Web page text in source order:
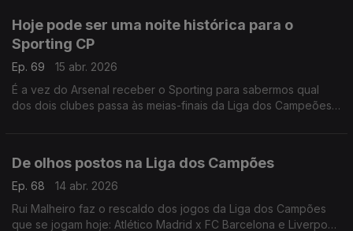
Hoje pode ser uma noite histórica para o
Sporting CP
Ep. 69
15 abr. 2026
É a vez do Arsenal receber o Sporting para sabermos qual
dos dois clubes passa às meias-finais da Liga dos Campeões.
De olhos postos na Liga dos Campões
Ep. 68
14 abr. 2026
Rui Malheiro faz o rescaldo dos jogos da Liga dos Campões
que se jogam hoje: Atlético Madrid x FC Barcelona e Liverpool